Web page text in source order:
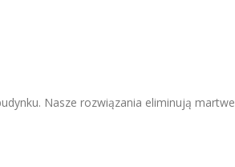
Nasze rozwiązania eliminują martwe